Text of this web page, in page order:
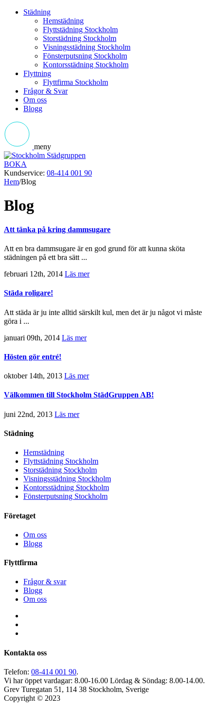
Städning
Hemstädning
Flyttstädning Stockholm
Storstädning Stockholm
Visningsstädning Stockholm
Fönsterputsning Stockholm
Kontorsstädning Stockholm
Flyttning
Flyttfirma Stockholm
Frågor & Svar
Om oss
Blogg
meny
BOKA
Kundservice: 08-414 001 90
Hem/Blog
Blog
Att tänka på kring dammsugare
Att en bra dammsugare är en god grund för att kunna sköta
städningen på ett bra sätt ...
februari 12th, 2014 Läs mer
Städa roligare!
Att städa är ju inte alltid särskilt kul, men det är ju något vi måste
göra i ...
januari 09th, 2014 Läs mer
Hösten gör entré!
oktober 14th, 2013 Läs mer
Välkommen till Stockholm StädGruppen AB!
juni 22nd, 2013 Läs mer
Städning
Hemstädning
Flyttstädning Stockholm
Storstädning Stockholm
Visningsstädning Stockholm
Kontorsstädning Stockholm
Fönsterputsning Stockholm
Företaget
Om oss
Blogg
Flyttfirma
Frågor & svar
Blogg
Om oss
Kontakta oss
Telefon: 08-414 001 90.
Vi har öppet vardagar: 8.00-16.00 Lördag & Söndag: 8.00-14.00.
Grev Turegatan 51, 114 38 Stockholm, Sverige
Copyright © 2023